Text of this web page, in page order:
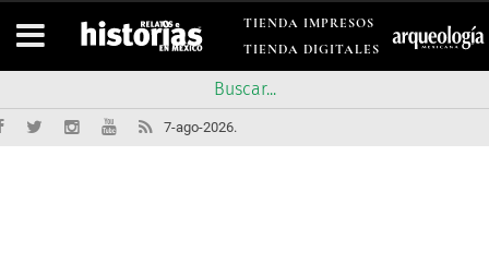
TIENDA IMPRESOS
TIENDA DIGITALES
7-ago-2026.